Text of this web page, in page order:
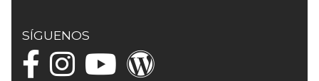
SÍGUENOS